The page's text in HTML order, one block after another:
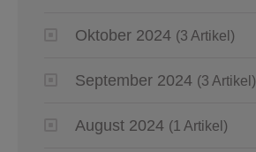
Oktober 2024 (3 Artikel)
September 2024 (3 Artikel)
August 2024 (1 Artikel)